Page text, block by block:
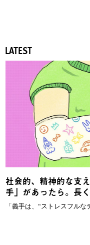
LATEST
社会的、精神的な支
手」があったら。長
「義手は、“ストレスフル